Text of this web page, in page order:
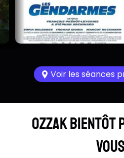
Voir les séances
OZZAK bientôt